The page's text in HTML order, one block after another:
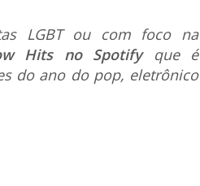
LGBT ou com foco na
Hits no Spotify que é
do ano do pop, eletrônico